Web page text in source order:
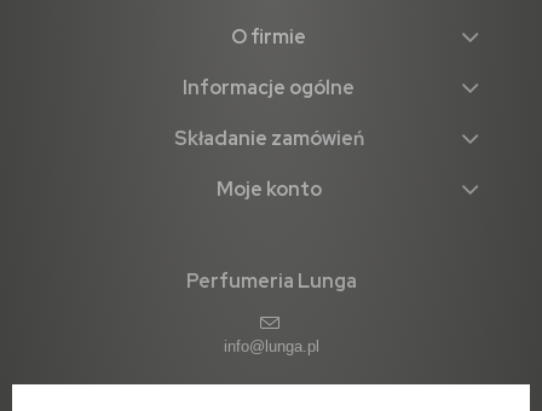
O firmie
Informacje ogólne
Składanie zamówień
Moje konto
Perfumeria Lunga
info@lunga.pl